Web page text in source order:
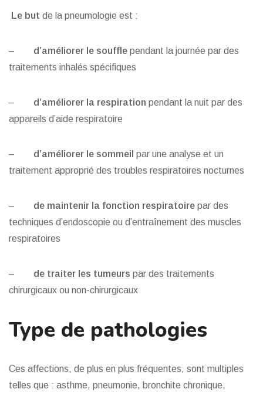
Le but de la pneumologie est :
– d’améliorer le souffle pendant la journée par des
traitements inhalés spécifiques
– d’améliorer la respiration pendant la nuit par des
appareils d’aide respiratoire
– d’améliorer le sommeil par une analyse et un
traitement approprié des troubles respiratoires nocturnes
– de maintenir la fonction respiratoire par des
techniques d’endoscopie ou d’entraînement des muscles
respiratoires
– de traiter les tumeurs par des traitements
chirurgicaux ou non-chirurgicaux
Type de pathologies
Ces affections, de plus en plus fréquentes, sont multiples
telles que : asthme, pneumonie, bronchite chronique,